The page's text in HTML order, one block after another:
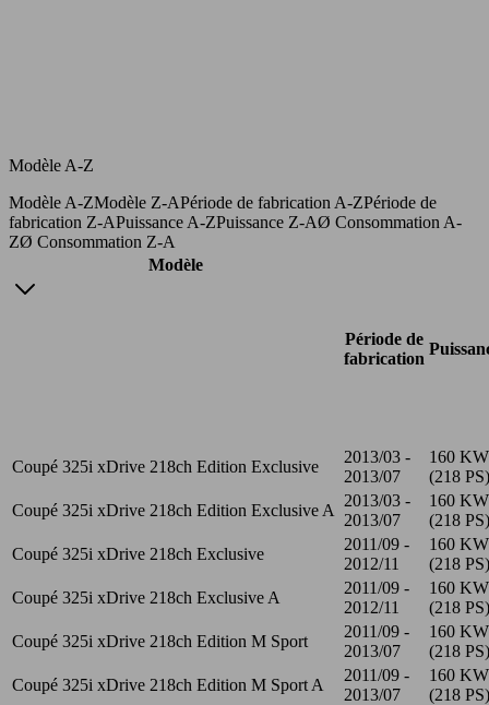
Modèle A-Z
Modèle A-ZModèle Z-APériode de fabrication A-ZPériode de
fabrication Z-APuissance A-ZPuissance Z-AØ Consommation A-
ZØ Consommation Z-A
Modèle
Période de
fabrication
Coupé 325i xDrive 218ch Edition Exclusive
2013/03 -
2013/07
160 KW
(218 PS)
Coupé 325i xDrive 218ch Edition Exclusive A
2013/03 -
2013/07
160 KW
(218 PS)
Coupé 325i xDrive 218ch Exclusive
2011/09 -
2012/11
160 KW
(218 PS)
Coupé 325i xDrive 218ch Exclusive A
2011/09 -
2012/11
160 KW
(218 PS)
Coupé 325i xDrive 218ch Edition M Sport
2011/09 -
2013/07
160 KW
(218 PS)
Coupé 325i xDrive 218ch Edition M Sport A
2011/09 -
2013/07
160 KW
(218 PS)